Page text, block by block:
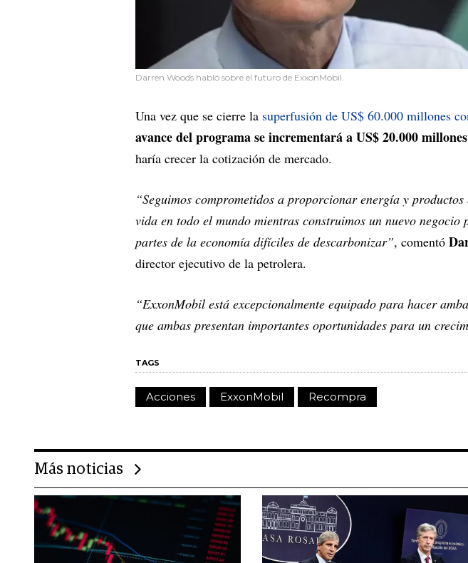
Darren Woods habló sobre el futuro de ExxonMobil.
Una vez que se cierre la superfusión de US$ 60.000 millones
avance del programa se incrementará a US$ 20.000
haría crecer la cotización de mercado.
“Seguimos comprometidos a proporcionar energía y
vida en todo el mundo mientras construimos un nuevo negocio
partes de la economía difíciles de descarbonizar”, comentó
director ejecutivo de la petrolera.
“ExxonMobil está excepcionalmente equipado para hacer
que ambas presentan importantes oportunidades para un
TAGS
Acciones ExxonMobil Recompra
Más noticias